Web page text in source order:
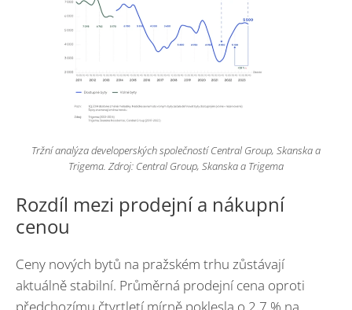
Tržní analýza developerských společností Central Group, Skanska a
Trigema. Zdroj: Central Group, Skanska a Trigema
Rozdíl mezi prodejní a nákupní
cenou
Ceny nových bytů na pražském trhu zůstávají
aktuálně stabilní. Průměrná prodejní cena oproti